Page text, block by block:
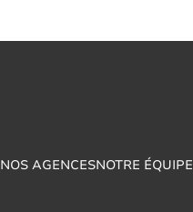
NOS AGENCESNOTRE ÉQUIPE